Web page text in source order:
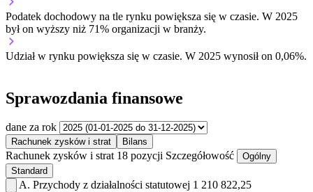
Podatek dochodowy na tle rynku powiększa się w czasie. W 2025
był on wyższy niż 71% organizacji w branży.
Udział w rynku powiększa się w czasie. W 2025 wynosił on 0,06%.
Sprawozdania finansowe
dane za rok
Rachunek zysków i strat Bilans
Rachunek zysków i strat 18 pozycji Szczegółowość
Ogólny
Standard
A. Przychody z działalności statutowej 1 210 822,25